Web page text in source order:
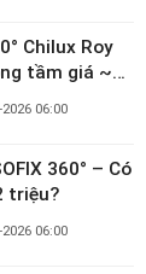
Chilux Roy
tầm giá ~3
2026 06:00
360° – Có
triệu?
2026 06:00